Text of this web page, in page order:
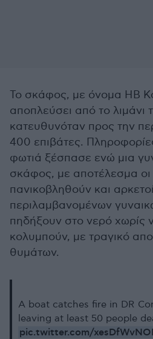
Το σκάφος, με όνομα HB
αποπλεύσει από το λιμάνι
κατευθυνόταν προς την
400 επιβάτες.
φωτιά ξέσπασε ενώ μια
σκάφος, με αποτέλεσμα οι
πανικοβληθούν και
περιλαμβανομένων
πηδήξουν στο νερό χωρίς
κολυμπούν, με τραγικό
θυμάτων.
A boat catches fire in DR
leaving at least 50 people
pic.twitter.com/